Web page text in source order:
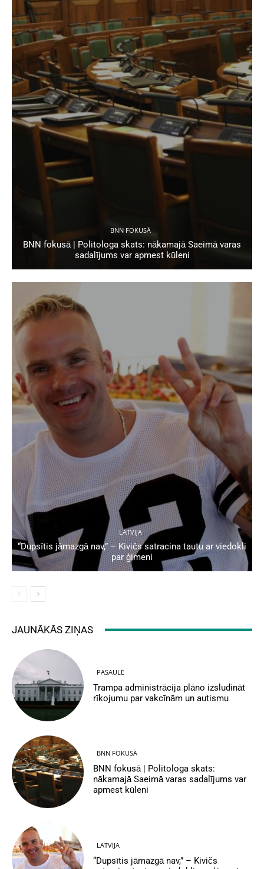
BNN FOKUSĀ
BNN fokusā | Politologa skats: nākamajā Saeimā varas
sadalījums var apmest kūleni
LATVIJA
“Dupsītis jāmazgā nav,” – Kivičs satracina tautu ar viedokli
par ģimeni
JAUNĀKĀS ZIŅAS
PASAULĒ
Trampa administrācija plāno izsludināt
rīkojumu par vakcīnām un autismu
BNN FOKUSĀ
BNN fokusā | Politologa skats:
nākamajā Saeimā varas sadalījums var
apmest kūleni
LATVIJA
“Dupsītis jāmazgā nav,” – Kivičs